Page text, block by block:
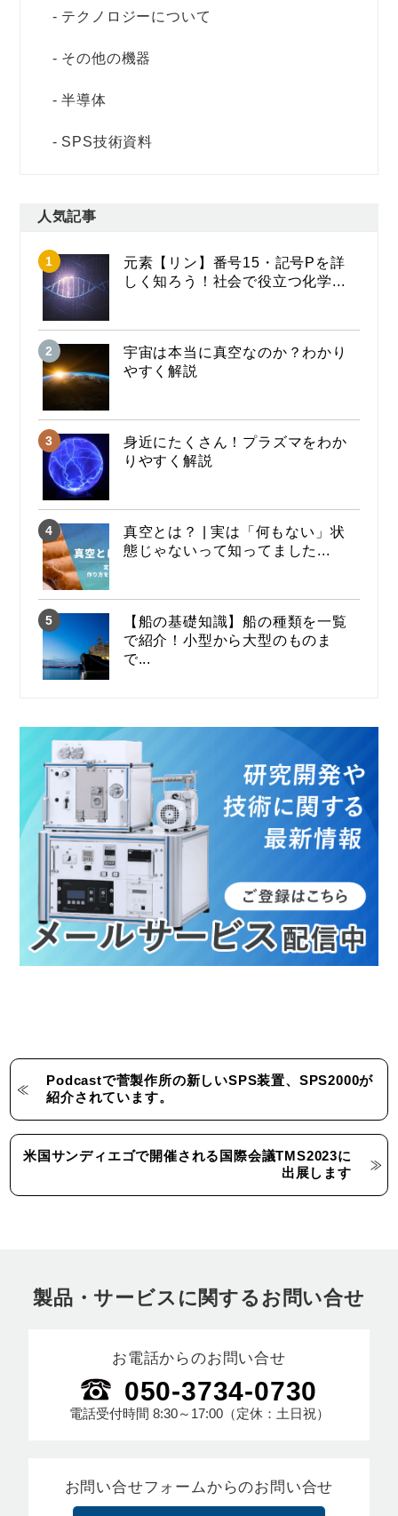
テクノロジーについて
その他の機器
半導体
SPS技術資料
人気記事
元素【リン】番号15・記号Pを詳
しく知ろう！社会で役立つ化学...
宇宙は本当に真空なのか？わかり
やすく解説
身近にたくさん！プラズマをわか
りやすく解説
真空とは？ | 実は「何もない」状
態じゃないって知ってました...
【船の基礎知識】船の種類を一覧
で紹介！小型から大型のものま
で...
Podcastで菅製作所の新しいSPS装置、SPS2000が
紹介されています。
米国サンディエゴで開催される国際会議TMS2023に
出展します
製品・サービスに関するお問い合せ
お電話からのお問い合せ
050-3734-0730
電話受付時間 8:30～17:00（定休：土日祝）
お問い合せフォームからのお問い合せ